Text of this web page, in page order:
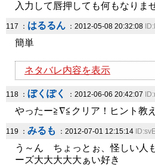
入力して唇押しても何もなりま
117 ： はるるん ：2012-05-08 20:32:08
簡単
ネタバレ内容を表示
118 ： ぼくぽく ：2012-06-06 20:42:07
やったー≧∇≦クリア！ヒント教
119 ： みるも ：2012-07-01 12:15:14
う～ん ちょっとぉ、怪しい人
ーズ大大大大大ぁい好き